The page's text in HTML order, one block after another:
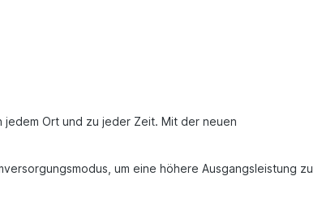
Ort und zu jeder Zeit. Mit der neuen
um eine höhere Ausgangsleistung zu